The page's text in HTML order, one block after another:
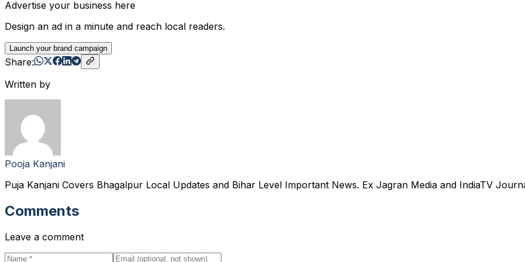
Advertise your business here
Design an ad in a minute and reach local readers.
Launch your brand campaign
Share:
Written by
Pooja Kanjani
Puja Kanjani Covers Bhagalpur Local Updates and Bihar Level Important News. Ex Jagran Media and IndiaTV
Comments
Leave a comment